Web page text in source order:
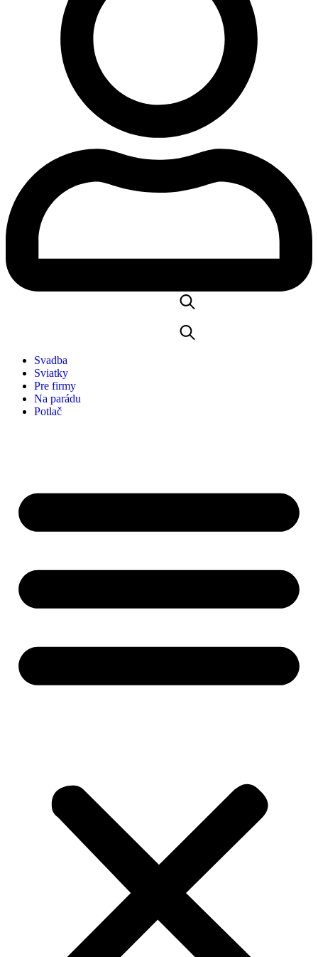
Svadba
Sviatky
Pre firmy
Na parádu
Potlač